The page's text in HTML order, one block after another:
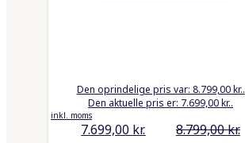
8.799,00kr.
Den oprindelige pris var: 8.799,00 kr..
7.699,00 kr.
Den aktuelle pris er: 7.699,00 kr..
inkl. moms